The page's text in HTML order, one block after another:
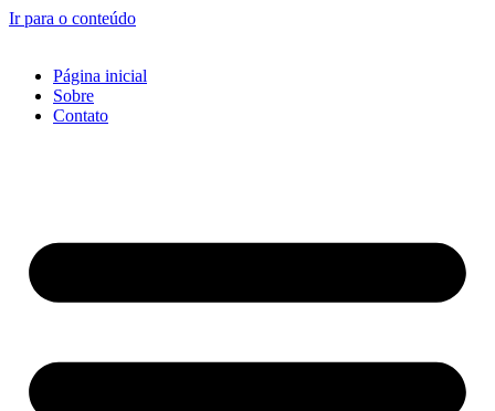
Ir para o conteúdo
Página inicial
Sobre
Contato